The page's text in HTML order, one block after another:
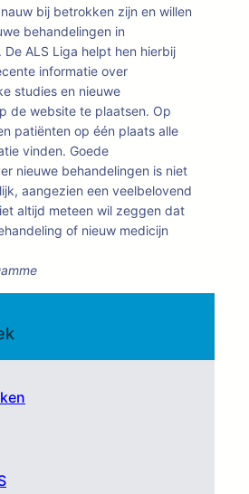
bij betrokken zijn en willen
behandelingen in
ALS Liga helpt hen hierbij
informatie over
studies en nieuwe
de website te plaatsen. Op
patiënten op één plaats alle
vinden. Goede
nieuwe behandelingen is niet
aangezien een veelbelovend
altijd meteen wil zeggen dat
of nieuw medicijn